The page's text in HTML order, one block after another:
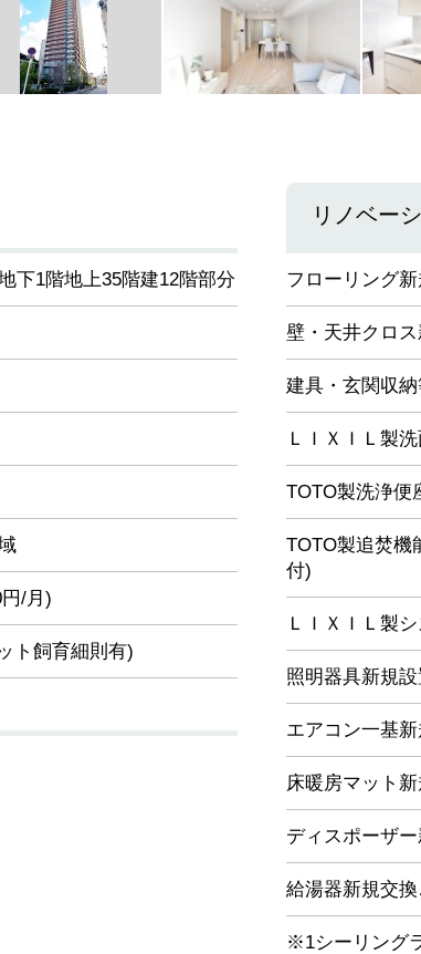
リノベー
下1階地上35階建12階部分
/月)
ト飼育細則有)
フローリング
壁・天井クロ
建具・玄関収
ＬＩＸＩＬ製
TOTO製洗浄便
TOTO製追焚機
付)
ＬＩＸＩＬ製
照明器具新規
エアコン一基
床暖房マット
ディスポーザ
給湯器新規交
※1シーリング